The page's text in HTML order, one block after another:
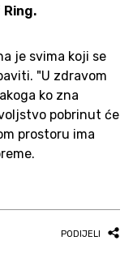
je svima koji se
"U zdravom
ko zna
pobrinut će
prostoru ima
PODIJELI